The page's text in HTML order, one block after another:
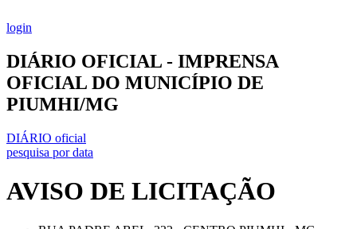
para
conteúdo
login
DIÁRIO OFICIAL - IMPRENSA
OFICIAL DO MUNICÍPIO DE
PIUMHI/MG
DIÁRIO oficial
pesquisa por data
AVISO DE LICITAÇÃO